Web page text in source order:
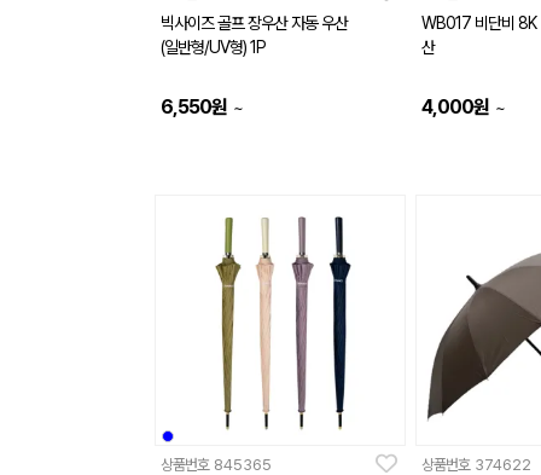
빅사이즈 골프 장우산 자동 우산
(일반형/UV형) 1P
6,550원 ~
WB017 비단비 8K
산
4,000원 ~
상품번호 845365 상품번호 374622